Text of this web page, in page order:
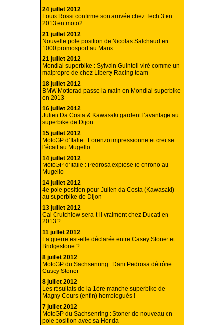
24 juillet 2012
Louis Rossi confirme son arrivée chez Tech 3 en
2013 en moto2
21 juillet 2012
Nouvelle pole position de Nicolas Salchaud en
1000 promosport au Mans
21 juillet 2012
Mondial superbike : Sylvain Guintoli viré comme un
malpropre de chez Liberty Racing team
18 juillet 2012
BMW Mottorad passe la main en Mondial superbike
en 2013
16 juillet 2012
Julien Da Costa & Kawasaki gardent l’avantage au
superbike de Dijon
15 juillet 2012
MotoGP d’Italie : Lorenzo impressionne et creuse
l’écart au Mugello
14 juillet 2012
MotoGP d’Italie : Pedrosa explose le chrono au
Mugello
14 juillet 2012
4e pole position pour Julien da Costa (Kawasaki)
au superbike de Dijon
13 juillet 2012
Cal Crutchlow sera-t-il vraiment chez Ducati en
2013 ?
11 juillet 2012
La guerre est-elle déclarée entre Casey Stoner et
Bridgestone ?
8 juillet 2012
MotoGP du Sachsenring : Dani Pedrosa détrône
Casey Stoner
8 juillet 2012
Les résultats de la 1ère manche superbike de
Magny Cours (enfin) homologués !
7 juillet 2012
MotoGP du Sachsenring : Stoner de nouveau en
pole position avec sa Honda